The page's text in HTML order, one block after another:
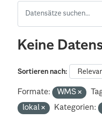
Keine
Sortieren nach
Formate: WMS
lokal
Kategorien: